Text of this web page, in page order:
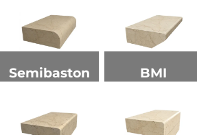
Semibaston BMI